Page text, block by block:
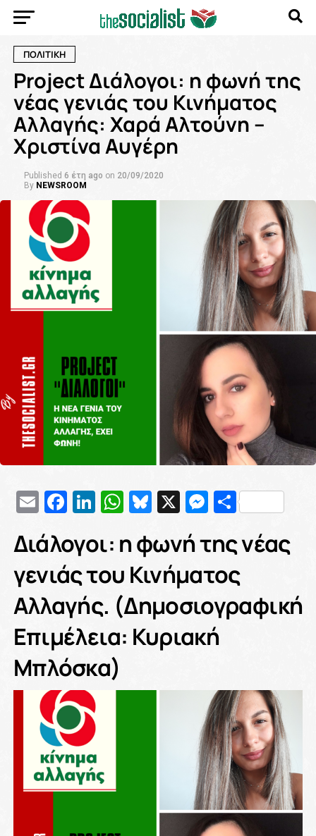
ΠΟΛΙΤΙΚΗ
Project Διάλογοι: η φωνή της
νέας γενιάς του Κινήματος
Αλλαγής: Χαρά Αλτούνη –
Χριστίνα Αυγέρη
Published 6 έτη ago on 20/09/2020
By NEWSROOM
EmailFacebook
LinkedIn
WhatsApp
Bluesky
X
Διάλογοι: η φωνή της νέας
γενιάς του Κινήματος
Αλλαγής. (Δημοσιογραφική
Επιμέλεια: Κυριακή
Μπλόσκα)